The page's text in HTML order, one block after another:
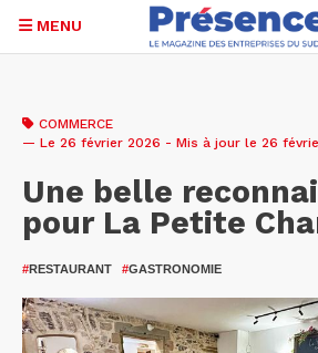
contenu
MENU
COMMERCE
— Le 26 février 2026 - Mis à jour le 26
Une belle
pour La Petite
#RESTAURANT #GASTRONOMIE